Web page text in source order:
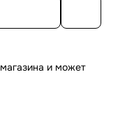
и может